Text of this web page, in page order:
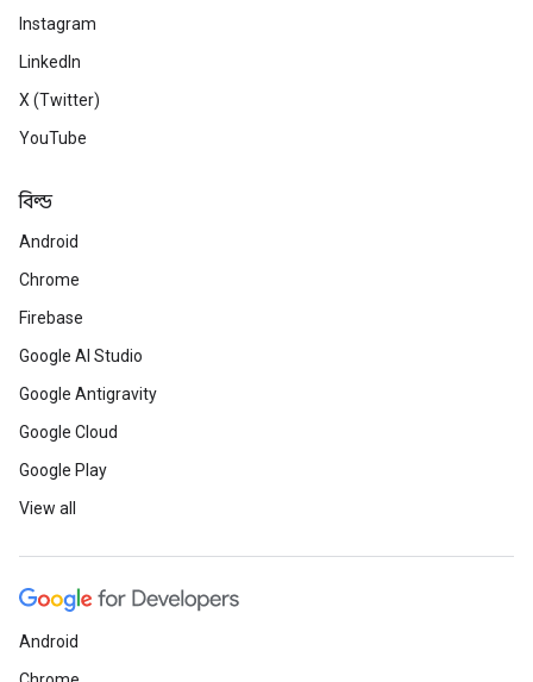
Instagram
LinkedIn
X (Twitter)
YouTube
বিল্ড
Android
Chrome
Firebase
Google AI Studio
Google Antigravity
Google Cloud
Google Play
View all
Android